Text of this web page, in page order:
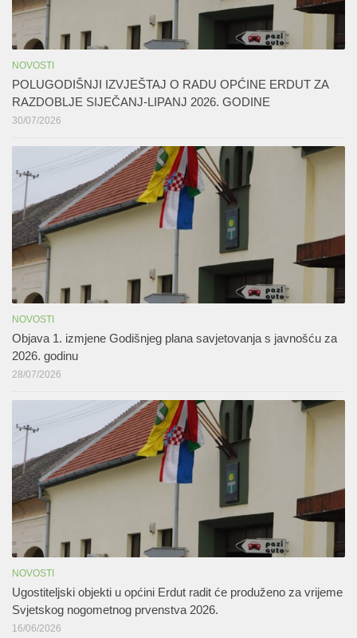
NOVOSTI
POLUGODIŠNJI IZVJEŠTAJ O RADU OPĆINE ERDUT ZA
RAZDOBLJE SIJEČANJ-LIPANJ 2026. GODINE
30/07/2026
NOVOSTI
Objava 1. izmjene Godišnjeg plana savjetovanja s javnošću za
2026. godinu
28/07/2026
NOVOSTI
Ugostiteljski objekti u općini Erdut radit će produženo za vrijeme
Svjetskog nogometnog prvenstva 2026.
16/06/2026